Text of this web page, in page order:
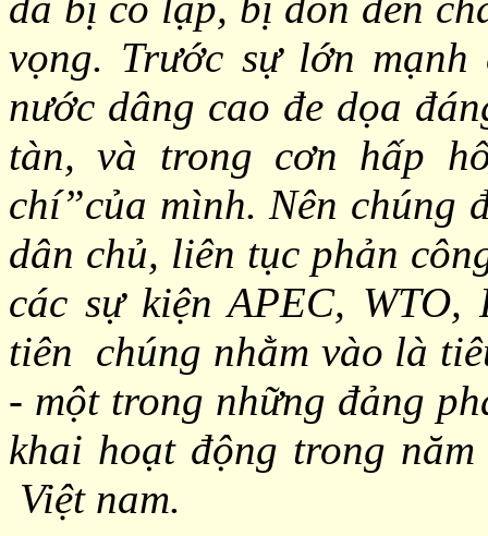
vọng. Trước sự lớn
nước dâng cao đe dọa
tàn, và trong cơn hấp
chí”của mình. Nên chúng
dân chủ, liên tục phản
các sự kiện APEC,
tiên chúng nhằm vào là
- một trong những đảng
khai hoạt động trong
Việt nam.